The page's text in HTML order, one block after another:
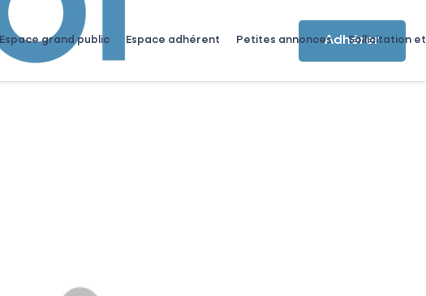
Espace grand public Espace adhérent Petites annonces Sollicitation et
Adhérer